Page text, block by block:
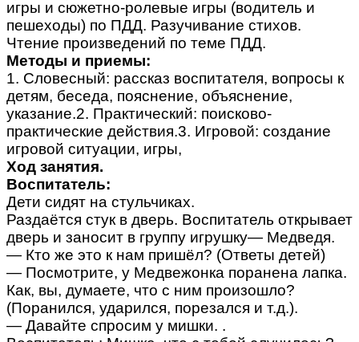
игры и сюжетно-ролевые игры (водитель и
пешеходы) по ПДД. Разучивание стихов.
Чтение произведений по теме ПДД.
Методы и приемы:
1. Словесный: рассказ воспитателя, вопросы к
детям, беседа, пояснение, объяснение,
указание.2. Практический: поисково-
практические действия.3. Игровой: создание
игровой ситуации, игры,
Ход занятия.
Воспитатель:
Дети сидят на стульчиках.
Раздаётся стук в дверь. Воспитатель открывает
дверь и заносит в группу игрушку— Медведя.
— Кто же это к нам пришёл? (Ответы детей)
— Посмотрите, у Медвежонка поранена лапка.
Как, вы, думаете, что с ним произошло?
(Поранился, ударился, порезался и т.д.).
— Давайте спросим у мишки. .